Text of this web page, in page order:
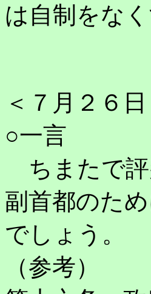
は自制をなく
＜７月２６日
○一言
ちまたで評
副首都のた
でしょう。
（参考）